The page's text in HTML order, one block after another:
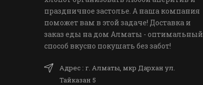
праздничное застолье. А наша компания
поможет вам в этой задаче! Доставка и
заказ еды на дом Алматы - оптимальный
способ вкусно покушать без забот!
Адрес : г. Алматы, мкр Дархан ул.
Тайказан 5